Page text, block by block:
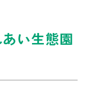
い生態園